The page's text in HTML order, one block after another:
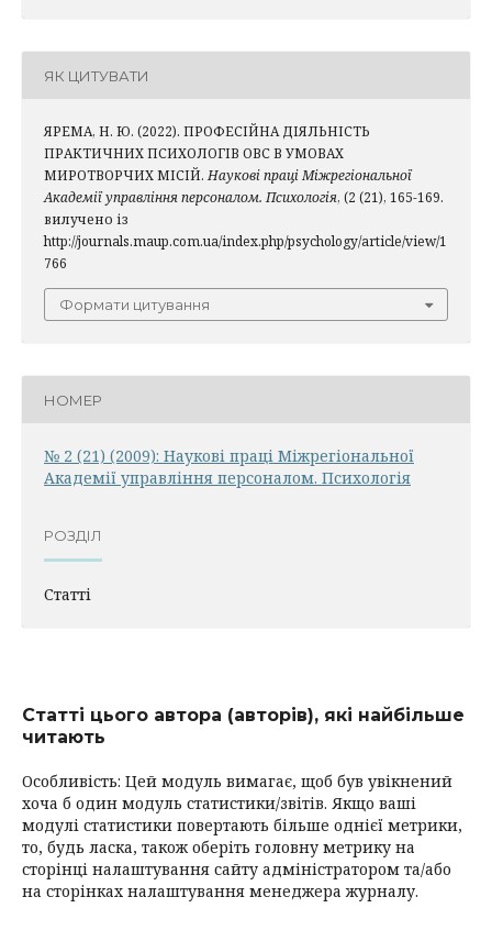
ЯК ЦИТУВАТИ
ЯРЕМА, Н. Ю. (2022). ПРОФЕСІЙНА ДІЯЛЬНІСТЬ
ПРАКТИЧНИХ ПСИХОЛОГІВ ОВС В УМОВАХ
МИРОТВОРЧИХ МІСІЙ. Наукові праці Міжрегіональної
Академії управління персоналом. Психологія, (2 (21), 165-169.
вилучено із
http://journals.maup.com.ua/index.php/psychology/article/view/1
766
Формати цитування
НОМЕР
№ 2 (21) (2009): Наукові праці Міжрегіональної
Академії управління персоналом. Психологія
РОЗДІЛ
Статті
Статті цього автора (авторів), які найбільше
читають
Особливість: Цей модуль вимагає, щоб був увікнений
хоча б один модуль статистики/звітів. Якщо ваші
модулі статистики повертають більше однієї метрики,
то, будь ласка, також оберіть головну метрику на
сторінці налаштування сайту адміністратором та/або
на сторінках налаштування менеджера журналу.